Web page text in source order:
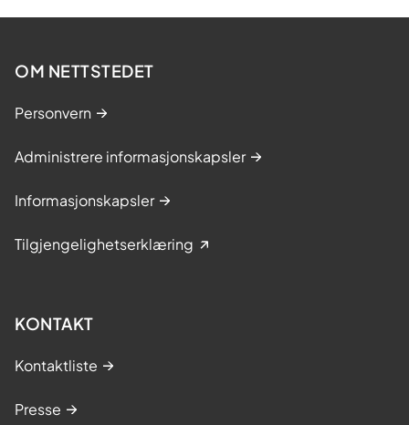
OM NETTSTEDET
Personvern
Administrere informasjonskapsler
Informasjonskapsler
Tilgjengelighetserklæring
KONTAKT
Kontaktliste
Presse